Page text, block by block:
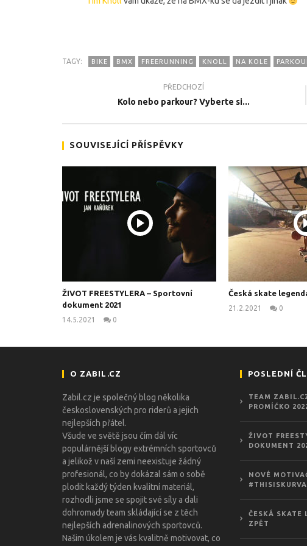
TEĎ PROHLÍŽENÉ
promíčko 2022
TAGY: BIKE BMX FREERUNNING KNOLL NA KOLE
PŘEDCHOZÍ
Kolo nebo parkour? Vyberte si...
SOUVISEJÍCÍ PŘÍSPĚVKY
ŽIVOT FREESTYLERA – Sportovní
dokument 2021
14.5.2021
0
Česká skate
21.2.2021
0
O ZABIL.CZ
Zabil.cz je společný blog několika
československých pro riderů a jejich
nejlepších přátel.
Všude ve světě jsou čím dál víc
populárnější blogy extrémních sportovců
a jelikož v naší zemi neexistuje žádný
profesionál, co by dokázal sám o sobě
plodit každý týden kvalitní materiál,
rozhodli jsme se spojit své síly a dali
dohromady team skládající se z těch
nejlepších adrenalinových sportovců.
Našim úkolem je vás kvalitně motivovat, co
POSLEDNÍ
TEAM
PROMÍČKO
ŽIVOT
DOKUMENT
NOVÉ
ČESKÁ SKATE
ZPĚT